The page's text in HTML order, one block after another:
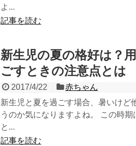
よ...
記事を読む
新生児の夏の格好は？
ごすときの注意点とは
2017/4/22
赤ちゃん
新生児と夏を過ごす場合、暑いけど
うのか気になりますよね。 この時
と...
記事を読む